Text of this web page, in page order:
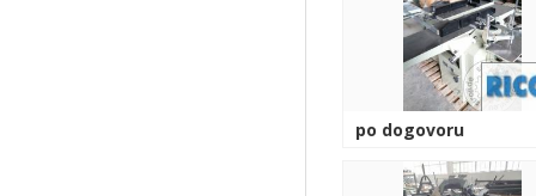
po dogovoru